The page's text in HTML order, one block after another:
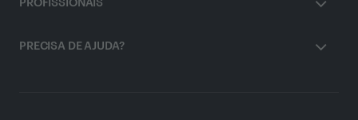
PROFISSIONAIS
PRECISA DE AJUDA?